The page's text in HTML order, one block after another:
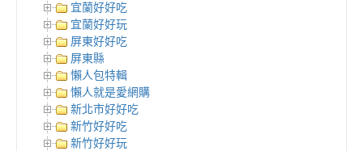
宜蘭好好吃
宜蘭好好玩
屏東好好吃
屏東縣
懶人包特輯
懶人就是愛網購
新北市好好吃
新竹好好吃
新竹好好玩